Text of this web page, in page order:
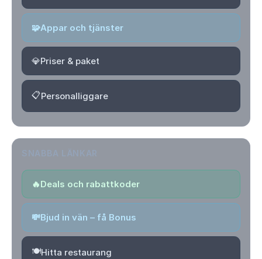
🧩Appar och tjänster
💎Priser & paket
📋Personalliggare
🔥Deals och rabattkoder
💸Bjud in vän – få Bonus
🍽️Hitta restaurang